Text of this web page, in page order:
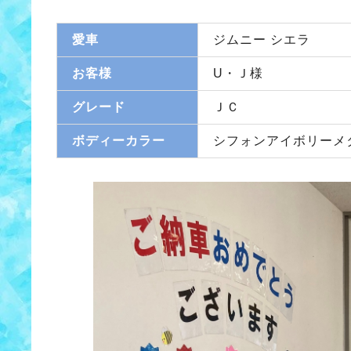
愛車 ジムニー シエラ
お客様 U・Ｊ様
グレード ＪＣ
ボディーカラー シフォンアイボリーメ